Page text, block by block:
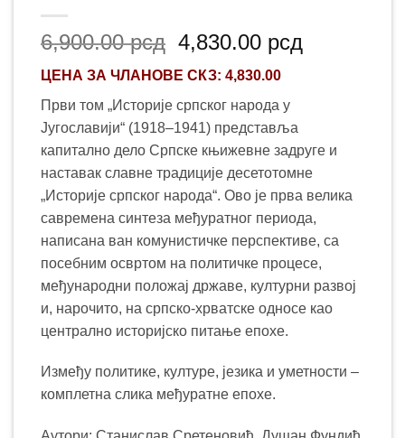
6,900.00рсд Оригинална
је
била:
6,900.00 рсд.
4,830.00 рсд
цена
ЦЕНА ЗА ЧЛАНОВЕ СКЗ: 4,830.00
Први том „Историје српског народа у
Југославији“ (1918–1941) представља
капитално дело Српске књижевне задруге и
наставак славне традиције десетотомне
„Историје српског народа“. Ово је прва велика
савремена синтеза међуратног периода,
написана ван комунистичке перспективе, са
посебним освртом на политичке процесе,
међународни положај државе, културни развој
и, нарочито, на српско-хрватске односе као
централно историјско питање епохе.
Између политике, културе, језика и уметности –
комплетна слика међуратне епохе.